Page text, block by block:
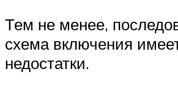
Тем не менее,
схема включения
недостатки.